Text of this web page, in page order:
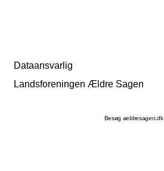
Dataansvarlig
Landsforeningen Ældre Sagen
Besøg aeldresagen.dk